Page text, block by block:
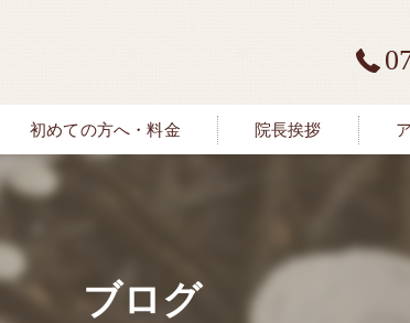
初めての方へ・料金 院長挨拶
ブログ